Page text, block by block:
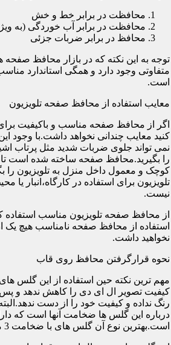
محافظت در برابر خط و خش
محافظت در برابر آب خوردگی (به
محافظ در برابر ضربات جزئی
توجه به این نکته که در بازار محافظ صفحه
متفاوتی وجود دارد و همگی استاندارد
است.
معایب استفاده از محافظ صفحه تلویزیون
اگر از محافظ صفحه مناسب و باکیفیت برای
کنید معایب چندانی نخواهد داشت.با وجود
نمی تواند جلوی ضربات شدید مثل پرتاب
را بگیرید.محافظ صفحه ساخته شده است تا
کوچک و معمول داخل منزل به تلویزیون را
تلویزیون برای استفاده در کارگاه،انبار
نیست.
از محافظ صفحه تلویزیون مناسب
استفاده از محافظ صفحه نامناسب هیچ یک
نخواهید داشت.
نحوه قرارگرفتن محافظ روی قاب
مهم ترین نکته حین استفاده از این گلس
کیفیت تصویر ال ای دی را کاهش ندهد و
رنگ نداده و کیفیت خود را از دست
درباره این گلس ها ضخامت آنها است که
است.بهترین نوع آن گلس های با ضخامت 3 میلی متر است.